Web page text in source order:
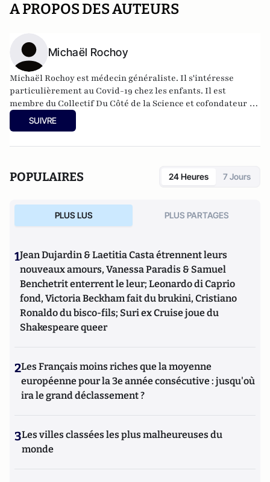
A PROPOS DES AUTEURS
Michaël Rochoy
Michaël Rochoy est médecin généraliste. Il s'intéresse
particulièrement au Covid-19 chez les enfants. Il est
membre du Collectif Du Côté de la Science et cofondateur du
collectif Stop postillons.
SUIVRE
POPULAIRES 24 Heures 7 Jours
PLUS LUS PLUS PARTAGES
1Jean Dujardin & Laetitia Casta étrennent leurs
nouveaux amours, Vanessa Paradis & Samuel
Benchetrit enterrent le leur; Leonardo di Caprio
fond, Victoria Beckham fait du brukini, Cristiano
Ronaldo du bisco-fils; Suri ex Cruise joue du
Shakespeare queer
2Les Français moins riches que la moyenne
européenne pour la 3e année consécutive : jusqu'où
ira le grand déclassement ?
3Les villes classées les plus malheureuses du
monde